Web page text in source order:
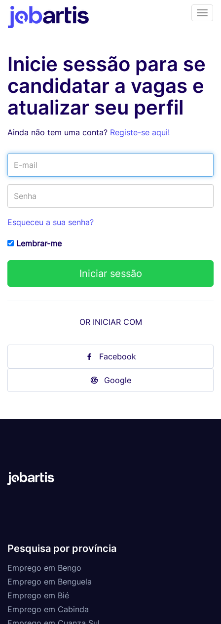
Inicie sessão para se
candidatar a vagas e
atualizar seu perfil
Ainda não tem uma conta? Registe-se aqui!
Esqueceu a sua senha?
Lembrar-me
OR INICIAR COM
Facebook
Google
Pesquisa por província
Emprego em Bengo
Emprego em Benguela
Emprego em Bié
Emprego em Cabinda